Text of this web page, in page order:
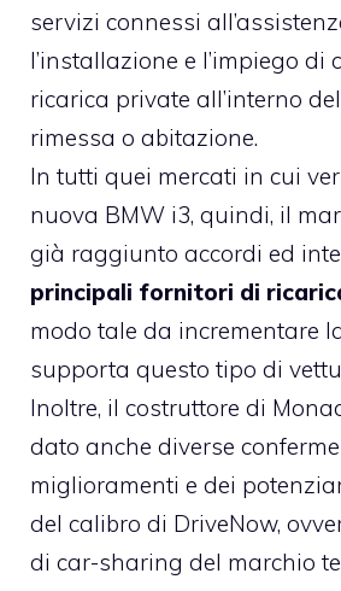
servizi connessi
l’installazione e l’impiego di
ricarica private all’interno
rimessa o abitazione.
In tutti quei mercati in cui
nuova BMW i3, quindi, il
già raggiunto accordi ed
principali fornitori di
modo tale da incrementare
supporta questo tipo di
Inoltre, il costruttore di
dato anche diverse
miglioramenti e dei
del calibro di DriveNow,
di car-sharing del marchio